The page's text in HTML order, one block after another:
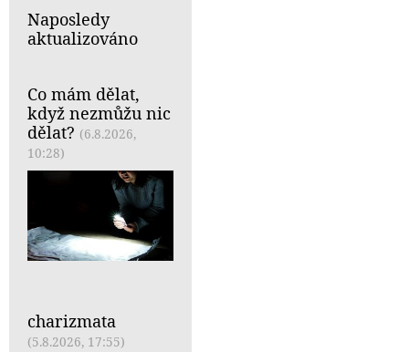
Naposledy
aktualizováno
Co mám dělat,
když nezmůžu nic
dělat? (6.8.2026,
10:28)
charizmata
(5.8.2026, 17:55)